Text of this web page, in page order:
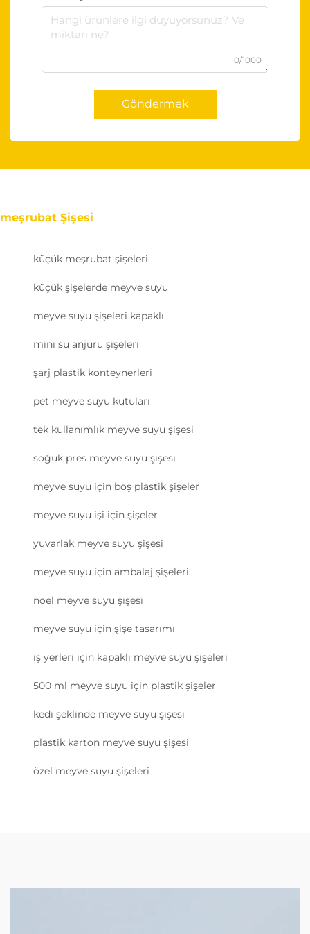
0/1000
Göndermek
meşrubat Şişesi
küçük meşrubat şişeleri
küçük şişelerde meyve suyu
meyve suyu şişeleri kapaklı
mini su anjuru şişeleri
şarj plastik konteynerleri
pet meyve suyu kutuları
tek kullanımlık meyve suyu şişesi
soğuk pres meyve suyu şişesi
meyve suyu için boş plastik şişeler
meyve suyu işi için şişeler
yuvarlak meyve suyu şişesi
meyve suyu için ambalaj şişeleri
noel meyve suyu şişesi
meyve suyu için şişe tasarımı
iş yerleri için kapaklı meyve suyu şişeleri
500 ml meyve suyu için plastik şişeler
kedi şeklinde meyve suyu şişesi
plastik karton meyve suyu şişesi
özel meyve suyu şişeleri